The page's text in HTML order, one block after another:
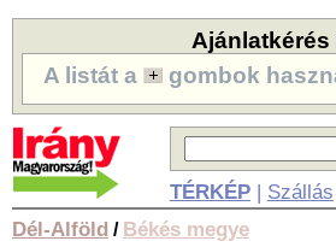
A listát a
gombok
TÉRKÉP| Szállás
Dél-Alföld / Békés megye